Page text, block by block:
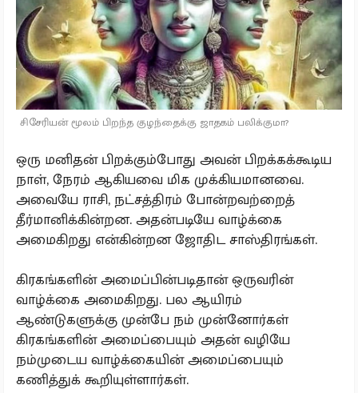
சிசேரியன் மூலம் பிறந்த குழந்தைக்கு ஜாதகம் பலிக்குமா?
ஒரு மனிதன் பிறக்கும்போது அவன் பிறக்கக்கூடிய
நாள், நேரம் ஆகியவை மிக முக்கியமானவை.
அவையே ராசி, நட்சத்திரம் போன்றவற்றைத்
தீர்மானிக்கின்றன. அதன்படியே வாழ்க்கை
அமைகிறது என்கின்றன ஜோதிட சாஸ்திரங்கள்.
கிரகங்களின் அமைப்பின்படிதான் ஒருவரின்
வாழ்க்கை அமைகிறது. பல ஆயிரம்
ஆண்டுகளுக்கு முன்பே நம் முன்னோர்கள்
கிரகங்களின் அமைப்பையும் அதன் வழியே
நம்முடைய வாழ்க்கையின் அமைப்பையும்
கணித்துக் கூறியுள்ளார்கள்.